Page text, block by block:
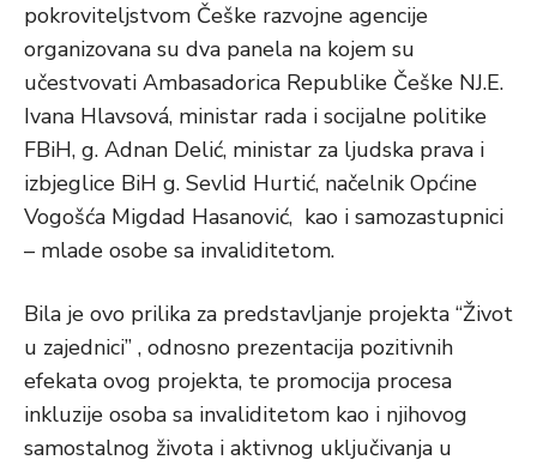
pokroviteljstvom Češke razvojne agencije
organizovana su dva panela na kojem su
učestvovati Ambasadorica Republike Češke NJ.E.
Ivana Hlavsová, ministar rada i socijalne politike
FBiH, g. Adnan Delić, ministar za ljudska prava i
izbjeglice BiH g. Sevlid Hurtić, načelnik Općine
Vogošća Migdad Hasanović, kao i samozastupnici
– mlade osobe sa invaliditetom.
Bila je ovo prilika za predstavljanje projekta “Život
u zajednici” , odnosno prezentacija pozitivnih
efekata ovog projekta, te promocija procesa
inkluzije osoba sa invaliditetom kao i njihovog
samostalnog života i aktivnog uključivanja u